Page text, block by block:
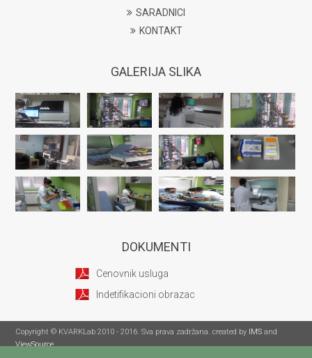
SARADNICI
KONTAKT
GALERIJA SLIKA
DOKUMENTI
Cenovnik usluga
Indetifikacioni obrazac
Copyright © KVARKLab 2010 - 2016. Sva prava zadržana. created by IMS and
ViewSource